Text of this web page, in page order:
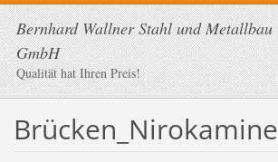
Bernhard Wallner Stahl und Metallbau
GmbH
Qualität hat Ihren Preis!
Brücken_Nirokamine